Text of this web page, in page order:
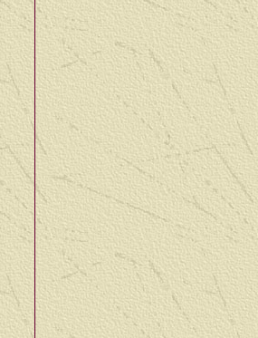
07 Juni: Op bezoek
geslaagde dag
We had a meeting with
12 - 16 juni: Raar maar
is gemakkelijker om
Strange but true, our
19 - 23 juni: Deze
kleur gegeven, kaki dus.
We have painted some
kaki that is.